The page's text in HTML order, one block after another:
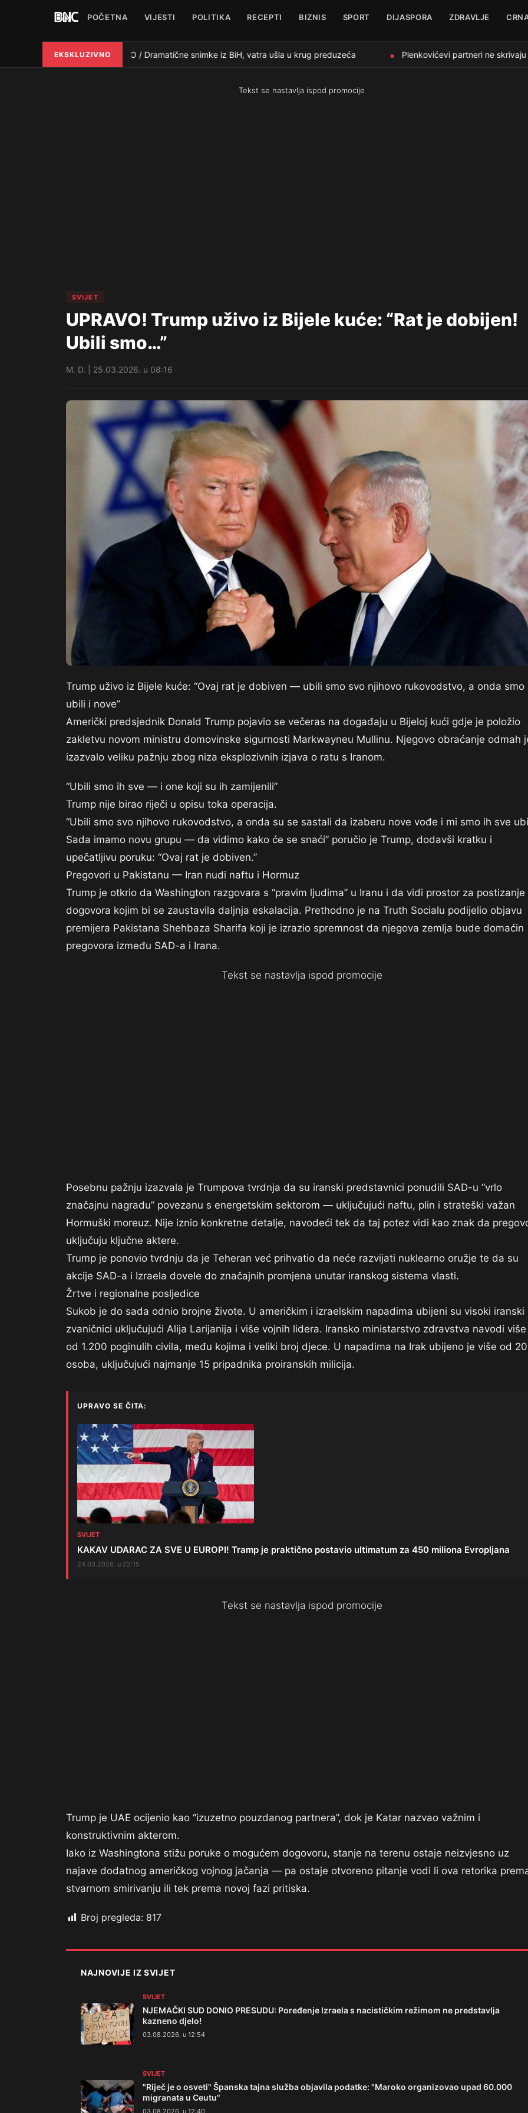
POČETNA VIJESTI POLITIKA RECEPTI BIZNIS SPORT DIJASPORA ZDRAVLJE
EKSKLUZIVNO
● VIDEO / Dramatične snimke iz BiH, vatra ušla u krug preduzeća Plenkovićevi partneri ne skrivaju
Tekst se nastavlja ispod promocije
SVIJET
UPRAVO! Trump uživo iz Bijele kuće: “Rat je dobijen!
Ubili smo…”
M. D. | 25.03.2026. u 08:16
Trump uživo iz Bijele kuće: “Ovaj rat je dobiven — ubili smo svo njihovo rukovodstvo, a onda smo
ubili i nove”
Američki predsjednik Donald Trump pojavio se večeras na događaju u Bijeloj kući gdje je položio
zakletvu novom ministru domovinske sigurnosti Markwayneu Mullinu. Njegovo obraćanje odmah
izazvalo veliku pažnju zbog niza eksplozivnih izjava o ratu s Iranom.
“Ubili smo ih sve — i one koji su ih zamijenili”
Trump nije birao riječi u opisu toka operacija.
“Ubili smo svo njihovo rukovodstvo, a onda su se sastali da izaberu nove vođe i mi smo ih sve
Sada imamo novu grupu — da vidimo kako će se snaći” poručio je Trump, dodavši kratku i
upečatljivu poruku: “Ovaj rat je dobiven.”
Pregovori u Pakistanu — Iran nudi naftu i Hormuz
Trump je otkrio da Washington razgovara s “pravim ljudima” u Iranu i da vidi prostor za postizanje
dogovora kojim bi se zaustavila daljnja eskalacija. Prethodno je na Truth Socialu podijelio objavu
premijera Pakistana Shehbaza Sharifa koji je izrazio spremnost da njegova zemlja bude domaćin
pregovora između SAD-a i Irana.
Tekst se nastavlja ispod promocije
Posebnu pažnju izazvala je Trumpova tvrdnja da su iranski predstavnici ponudili SAD-u “vrlo
značajnu nagradu” povezanu s energetskim sektorom — uključujući naftu, plin i strateški važan
Hormuški moreuz. Nije iznio konkretne detalje, navodeći tek da taj potez vidi kao znak da
uključuju ključne aktere.
Trump je ponovio tvrdnju da je Teheran već prihvatio da neće razvijati nuklearno oružje te da su
akcije SAD-a i Izraela dovele do značajnih promjena unutar iranskog sistema vlasti.
Žrtve i regionalne posljedice
Sukob je do sada odnio brojne živote. U američkim i izraelskim napadima ubijeni su visoki iranski
zvaničnici uključujući Alija Larijanija i više vojnih lidera. Iransko ministarstvo zdravstva navodi više
od 1.200 poginulih civila, među kojima i veliki broj djece. U napadima na Irak ubijeno je više od 20
osoba, uključujući najmanje 15 pripadnika proiranskih milicija.
UPRAVO SE ČITA:
SVIJET
KAKAV UDARAC ZA SVE U EUROPI! Tramp je praktično postavio ultimatum za 450 miliona Evropljana
24.03.2026. u 22:15
Tekst se nastavlja ispod promocije
Trump je UAE ocijenio kao “izuzetno pouzdanog partnera”, dok je Katar nazvao važnim i
konstruktivnim akterom.
Iako iz Washingtona stižu poruke o mogućem dogovoru, stanje na terenu ostaje neizvjesno uz
najave dodatnog američkog vojnog jačanja — pa ostaje otvoreno pitanje vodi li ova retorika
stvarnom smirivanju ili tek prema novoj fazi pritiska.
Broj pregleda: 817
NAJNOVIJE IZ SVIJET
SVIJET
NJEMAČKI SUD DONIO PRESUDU: Poređenje Izraela s nacističkim režimom ne predstavlja
kazneno djelo!
03.08.2026. u 12:54
SVIJET
"Riječ je o osveti" Španska tajna služba objavila podatke: "Maroko organizovao upad 60.000
migranata u Ceutu"
03.08.2026. u 12:40